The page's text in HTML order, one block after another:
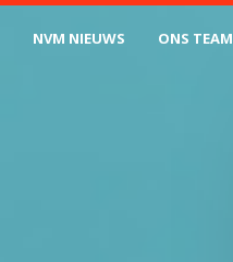
NVM NIEUWS ONS TEAM